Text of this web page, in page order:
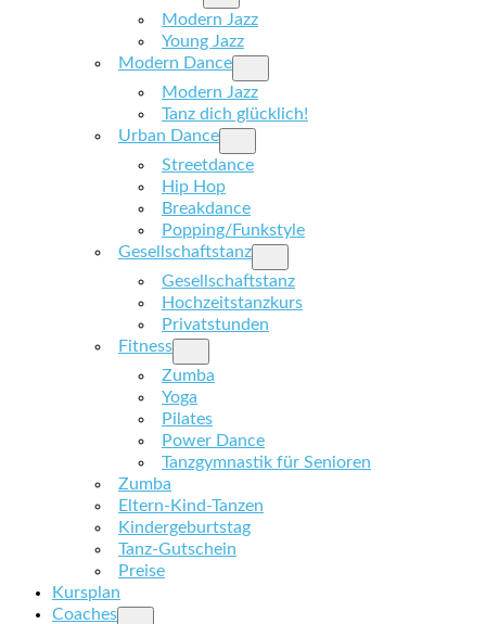
Modern Jazz
Young Jazz
Modern Dance
Modern Jazz
Tanz dich glücklich!
Urban Dance
Streetdance
Hip Hop
Breakdance
Popping/Funkstyle
Gesellschaftstanz
Gesellschaftstanz
Hochzeitstanzkurs
Privatstunden
Fitness
Zumba
Yoga
Pilates
Power Dance
Tanzgymnastik für Senioren
Zumba
Eltern-Kind-Tanzen
Kindergeburtstag
Tanz-Gutschein
Preise
Kursplan
Coaches